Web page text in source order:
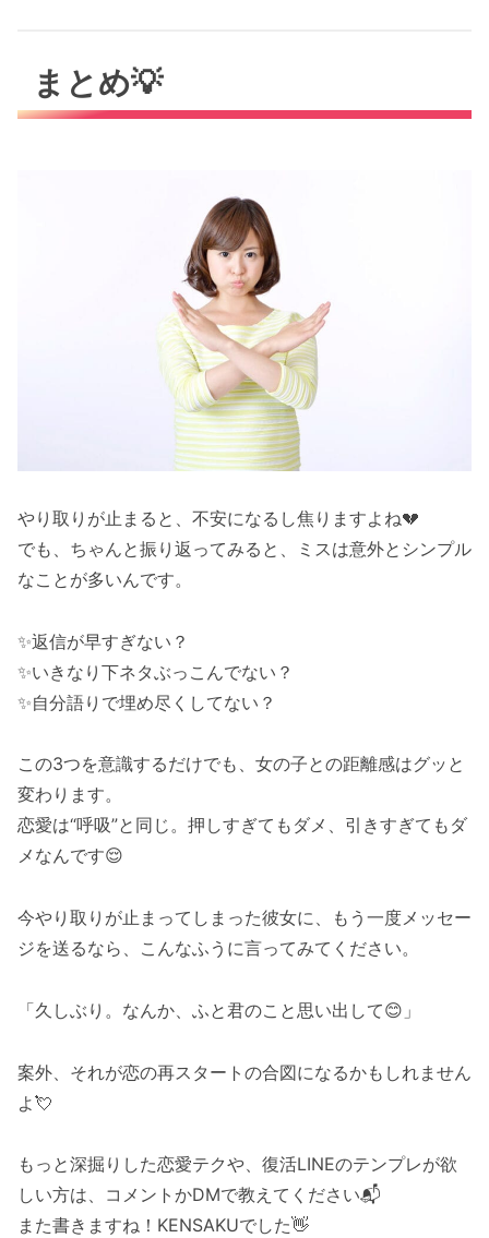
まとめ💡
やり取りが止まると、不安になるし焦りますよね💔
でも、ちゃんと振り返ってみると、ミスは意外とシンプル
なことが多いんです。
✨返信が早すぎない？
✨いきなり下ネタぶっこんでない？
✨自分語りで埋め尽くしてない？
この3つを意識するだけでも、女の子との距離感はグッと
変わります。
恋愛は“呼吸”と同じ。押しすぎてもダメ、引きすぎてもダ
メなんです😌
今やり取りが止まってしまった彼女に、もう一度メッセー
ジを送るなら、こんなふうに言ってみてください。
「久しぶり。なんか、ふと君のこと思い出して😊」
案外、それが恋の再スタートの合図になるかもしれません
よ💘
もっと深掘りした恋愛テクや、復活LINEのテンプレが欲
しい方は、コメントかDMで教えてください📬
また書きますね！KENSAKUでした👋